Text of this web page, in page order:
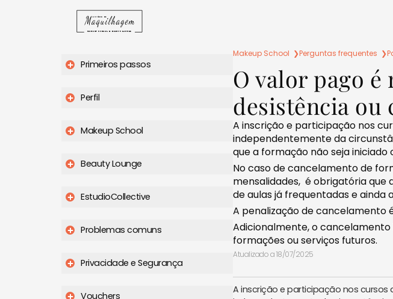
Primeiros passos
Perfil
Makeup School
Beauty Lounge
EstudioCollective
Problemas comuns
Privacidade e Segurança
Vouchers
Makeup School ❯Perguntas frequentes ❯
O valor pago é
desistência ou
A inscrição e participação nos
independentemente da
que a formação não seja iniciado
No caso de cancelamento de
mensalidades, é obrigatória que
de aulas já frequentadas e
A penalização de cancelamento
Adicionalmente, o
formações ou serviços futuros.
Atualizado a18/07/2025
A inscrição e participação nos